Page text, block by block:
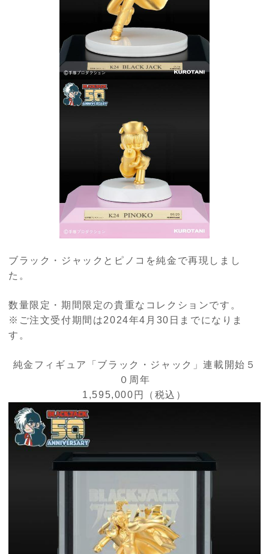
ブラック・ジャックとピノコを純金で再現しまし
た。
数量限定・期間限定の貴重なコレクションです。
※ご注文受付期間は2024年4月30日までになりま
す。
純金フィギュア「ブラック・ジャック」連載開始５
０周年
1,595,000円（税込）